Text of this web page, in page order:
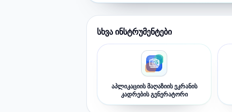
სხვა ინსტრუმენტები
აპლიკაციის მაღაზიის ეკრანის
კადრების გენერატორი